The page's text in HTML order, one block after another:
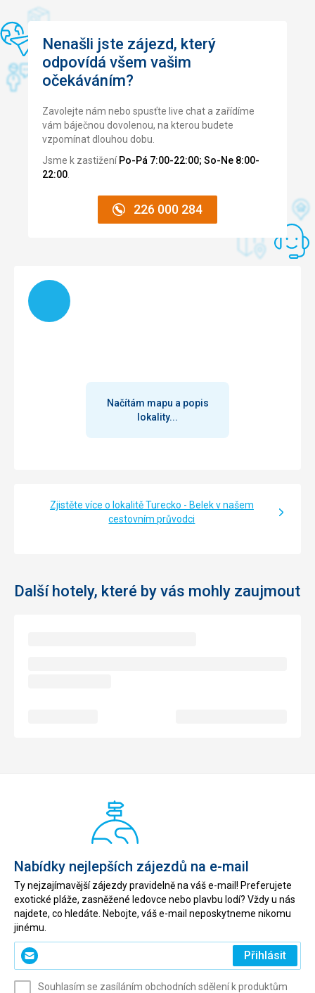
Cena
Pláž
čistá, písečná, skvělá
Strava
Ubytování
dobré
Služby
tenis, pláž, bary, zábava všechno 10/10
Nenašli jste zájezd, který
odpovídá všem vašim
očekáváním?
Zavolejte nám nebo spusťte live chat a zařídíme
vám báječnou dovolenou, na kterou budete
vzpomínat dlouhou dobu.
Jsme k zastižení Po-Pá 7:00-22:00; So-Ne 8:00-
22:00.
226 000 284
Načítám
Načítám mapu a popis
lokality...
Zjistěte více o lokalitě Turecko - Belek v našem
cestovním průvodci
Další hotely, které by vás mohly zaujmout
Nabídky nejlepších zájezdů na e-mail
Ty nejzajímavější zájezdy pravidelně na váš e-mail! Preferujete
exotické pláže, zasněžené ledovce nebo plavbu lodí? Vždy u nás
najdete, co hledáte. Nebojte, váš e-mail neposkytneme nikomu
jinému.
Zadejte
svůj
Přihlásit
Souhlasím se zasíláním obchodních sdělení k produktům